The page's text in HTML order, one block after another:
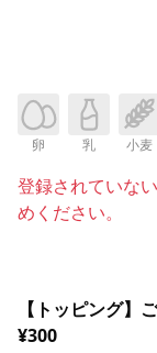
卵 乳 小麦
登録されていな
めください。
【トッピング】
¥300